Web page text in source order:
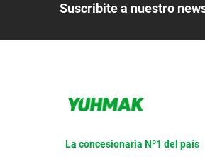
Suscribite a nuestro
La concesionaria Nº1 del país